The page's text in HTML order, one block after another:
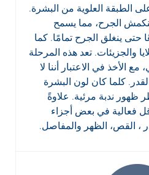
الطبقة العلوية من البشرة.
الجرح، مما يسمح
حتى ينغلق الجرح تمامًا. كما
والجزيئات. تعد هذه المرحلة
الأخذ في الاعتبار أننا لا
كلما كان لون البشرة
ظهور ندبة مرئية. علاوةً
فعالية في بعض أجزاء
، القص، الظهر والمفاصل.